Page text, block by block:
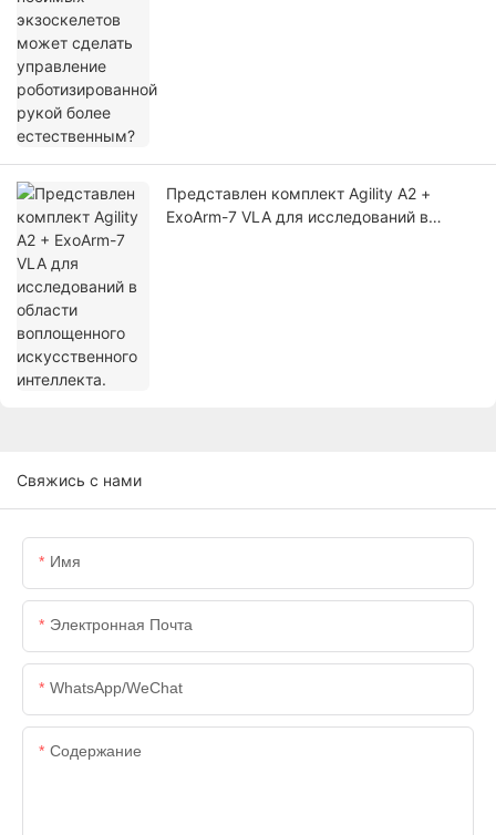
Представлен комплект Agility A2 +
ExoArm-7 VLA для исследований в
Свяжись с нами
Имя
Электронная Почта
WhatsApp/WeChat
Содержание